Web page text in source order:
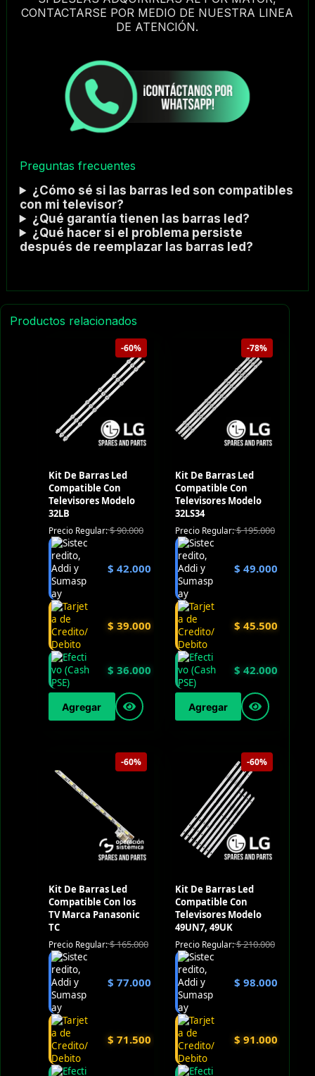
CONTACTARSE POR MEDIO DE NUESTRA LINEA
DE ATENCIÓN.
Preguntas frecuentes
¿Cómo sé si las barras led son compatibles
con mi televisor?
¿Qué garantía tienen las barras led?
¿Qué hacer si el problema persiste
después de reemplazar las barras led?
Productos relacionados
-60%
Kit De Barras Led
Compatible Con
Televisores Modelo
32LB
Precio Regular:$90.000
$ 42.000
$ 39.000
$ 36.000
Agregar
-78%
Kit De Barras Led
Compatible Con
Televisores Modelo
32LS34
Precio Regular:$195.000
$ 49.000
$ 45.500
$ 42.000
Agregar
-60%
Kit De Barras Led
Compatible Con los
TV Marca Panasonic
TC
Precio Regular:$165.000
$ 77.000
$ 71.500
-60%
Kit De Barras Led
Compatible Con
Televisores Modelo
49UN7, 49UK
Precio Regular:$210.000
$ 98.000
$ 91.000